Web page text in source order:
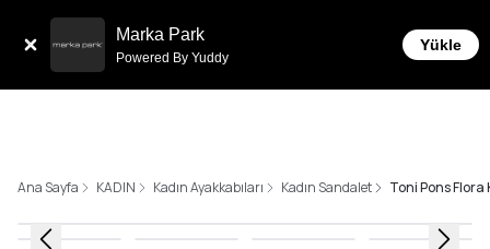
Marka Park
Powered By Yuddy
Yükle
Ana Sayfa KADIN Kadın Ayakkabıları Kadın Sandalet Toni Pons